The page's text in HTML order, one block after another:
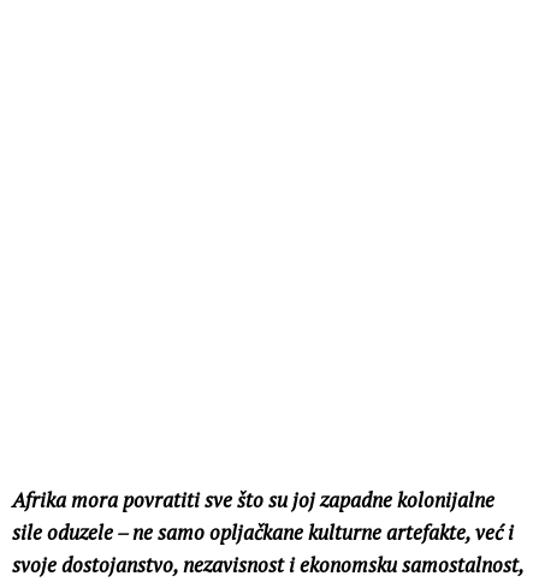
Afrika mora povratiti sve što su joj zapadne kolonijalne
sile oduzele – ne samo opljačkane kulturne artefakte, već i
svoje dostojanstvo, nezavisnost i ekonomsku samostalnost,